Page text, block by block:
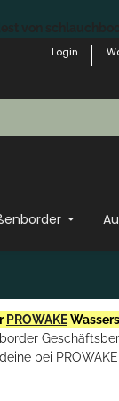
Login
PROWAKE
deine bei